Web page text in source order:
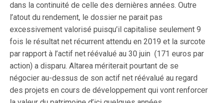
dans la continuité de celle des dernières années. Outre
l’atout du rendement, le dossier ne parait pas
excessivement valorisé puisqu’il capitalise seulement 9
fois le résultat net récurrent attendu en 2019 et la surcote
par rapport à l’actif net réévalué au 30 juin (171 euros par
action) a disparu. Altarea mériterait pourtant de se
négocier au-dessus de son actif net réévalué au regard
des projets en cours de développement qui vont renforcer